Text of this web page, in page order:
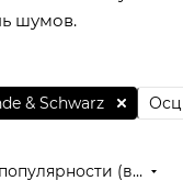
шумов.
& Schwarz
По популярности (возрастание)